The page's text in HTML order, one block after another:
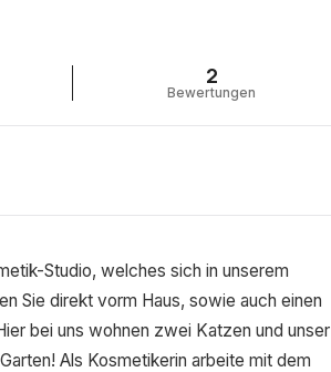
2
Bewertungen
Studio, welches sich in unserem
Sie direkt vorm Haus, sowie auch einen
bei uns wohnen zwei Katzen und unser
Als Kosmetikerin arbeite mit dem